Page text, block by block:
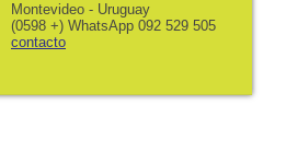
Montevideo - Uruguay
(0598 +) WhatsApp 092 529 505
contacto